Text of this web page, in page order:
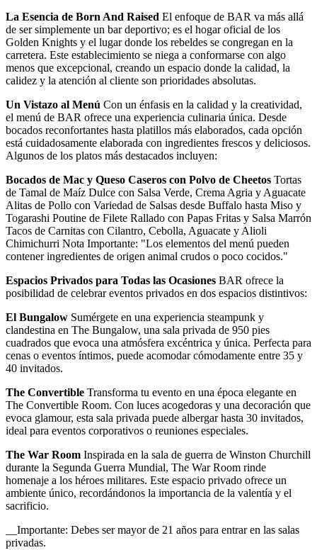
La Esencia de Born And Raised El enfoque de BAR va más allá
de ser simplemente un bar deportivo; es el hogar oficial de los
Golden Knights y el lugar donde los rebeldes se congregan en la
carretera. Este establecimiento se niega a conformarse con algo
menos que excepcional, creando un espacio donde la calidad, la
calidez y la atención al cliente son prioridades absolutas.
Un Vistazo al Menú Con un énfasis en la calidad y la creatividad,
el menú de BAR ofrece una experiencia culinaria única. Desde
bocados reconfortantes hasta platillos más elaborados, cada opción
está cuidadosamente elaborada con ingredientes frescos y deliciosos.
Algunos de los platos más destacados incluyen:
Bocados de Mac y Queso Caseros con Polvo de Cheetos Tortas
de Tamal de Maíz Dulce con Salsa Verde, Crema Agria y Aguacate
Alitas de Pollo con Variedad de Salsas desde Buffalo hasta Miso y
Togarashi Poutine de Filete Rallado con Papas Fritas y Salsa Marrón
Tacos de Carnitas con Cilantro, Cebolla, Aguacate y Alioli
Chimichurri Nota Importante: "Los elementos del menú pueden
contener ingredientes de origen animal crudos o poco cocidos."
Espacios Privados para Todas las Ocasiones BAR ofrece la
posibilidad de celebrar eventos privados en dos espacios distintivos:
El Bungalow Sumérgete en una experiencia steampunk y
clandestina en The Bungalow, una sala privada de 950 pies
cuadrados que evoca una atmósfera excéntrica y única. Perfecta para
cenas o eventos íntimos, puede acomodar cómodamente entre 35 y
40 invitados.
The Convertible Transforma tu evento en una época elegante en
The Convertible Room. Con luces acogedoras y una decoración que
evoca glamour, esta sala privada puede albergar hasta 30 invitados,
ideal para eventos corporativos o reuniones especiales.
The War Room Inspirada en la sala de guerra de Winston Churchill
durante la Segunda Guerra Mundial, The War Room rinde
homenaje a los héroes militares. Este espacio privado ofrece un
ambiente único, recordándonos la importancia de la valentía y el
sacrificio.
__Importante: Debes ser mayor de 21 años para entrar en las salas
privadas.